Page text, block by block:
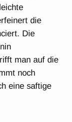
die
Die
man auf die
noch
eine saftige